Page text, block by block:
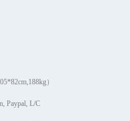
）
Paypal, L/C